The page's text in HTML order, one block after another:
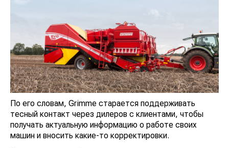
По его словам, Grimme старается поддерживать
тесный контакт через дилеров с клиентами, чтобы
получать актуальную информацию о работе своих
машин и вносить какие-то корректировки.